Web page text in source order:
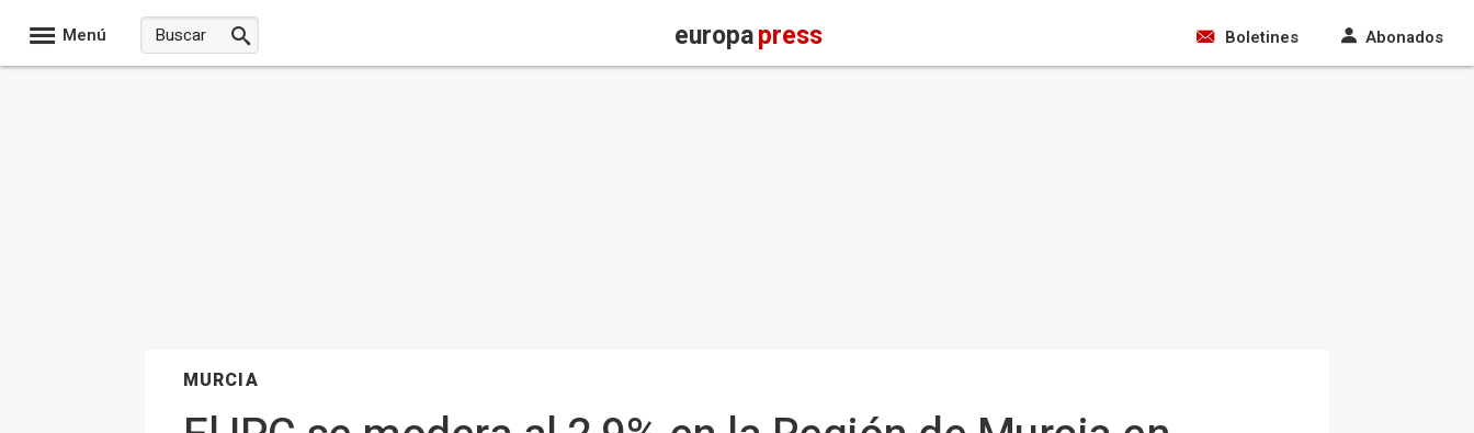
Menú europapress Boletines Abonados
MURCIA